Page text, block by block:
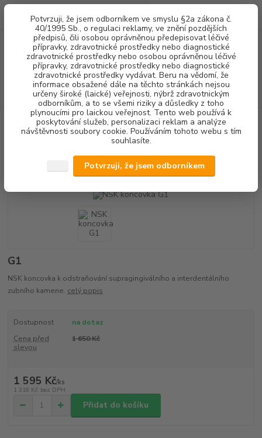
Potvrzuji, že jsem odborníkem ve smyslu §2a zákona č.
40/1995 Sb., o regulaci reklamy, ve znění pozdějších
předpisů, čili osobou oprávněnou předepisovat léčivé
přípravky, zdravotnické prostředky nebo diagnostické
zdravotnické prostředky nebo osobou oprávněnou léčivé
přípravky, zdravotnické prostředky nebo diagnostické
zdravotnické prostředky vydávat. Beru na vědomí, že
informace obsažené dále na těchto stránkách nejsou
určeny široké (laické) veřejnosti, nýbrž zdravotnickým
odborníkům, a to se všemi riziky a důsledky z toho
plynoucími pro laickou veřejnost. Tento web používá k
poskytování služeb, personalizaci reklam a analýze
návštěvnosti soubory cookie. Používáním tohoto webu s tím
souhlasíte.
Potvrzuji, že jsem odborníkem
Menu
CZK
Hledat
(Po-Pá, 8-16 hod.)
za0,00 Kč
DENTALNÍ HYGIENA NSK koncovka G1
NSK koncovka G1
G1
NSK koncovka k odstraňování supragingiválního a interdentálního
zubního kamene. celý popis
Dostupnost
na dotaz
Cena před
slevou
1 650 Kč
1 595 Kč/ks
1 318 Kč bez DPH
Přidat do košíku